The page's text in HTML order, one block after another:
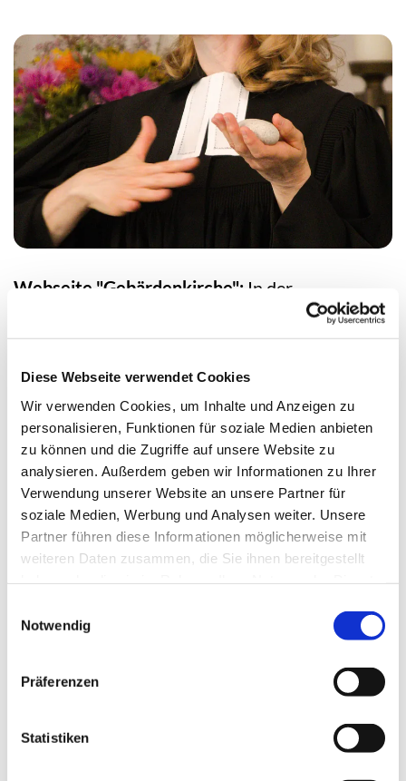
Diese Webseite verwendet Cookies
Wir verwenden Cookies, um Inhalte und Anzeigen zu
personalisieren, Funktionen für soziale Medien anbieten
zu können und die Zugriffe auf unsere Website zu
analysieren. Außerdem geben wir Informationen zu Ihrer
Verwendung unserer Website an unsere Partner für
soziale Medien, Werbung und Analysen weiter. Unsere
Partner führen diese Informationen möglicherweise mit
weiteren Daten zusammen, die Sie ihnen bereitgestellt
Notwendig
Präferenzen
Statistiken
Webseite "Gebärdenkirche": In der
Evangelischen Kirche im Rheinland gibt
es rund 20 Gehörlosengemeinden. Die
dieser Gemeinden - von Gottesdiensten
in Gebärdensprache bis hin zu Eltern-
Kind-Kreisen.
Lesetipps
Gebärdenkirche